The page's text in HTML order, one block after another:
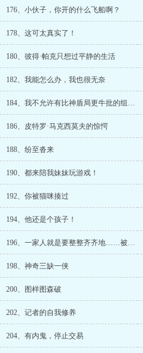
176、小伙子，你开的什么飞船啊？
178、这可太真实了！
180、彼得·帕克只想过平静的生活
182、我能怎么办，我也很无奈
184、我不允许有比神盾局更牛批的组织存在
186、皮特罗·马克西莫夫的惊愕
188、纷至沓来
190、都来陪我妹妹玩游戏！
192、你被猫咪揍过
194、他还是个孩子！
196、一家人就是要整整齐齐地……被猫打过
198、神奇三缺一侠
200、图样图森破
202、记者的自我修养
204、有内鬼，停止交易